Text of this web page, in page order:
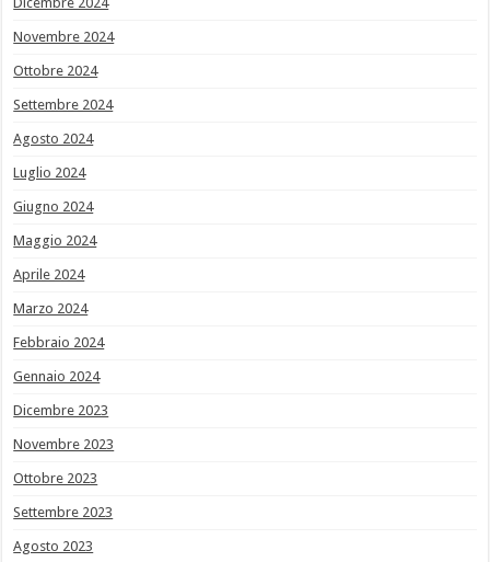
Novembre 2024
Ottobre 2024
Settembre 2024
Agosto 2024
Luglio 2024
Giugno 2024
Maggio 2024
Aprile 2024
Marzo 2024
Febbraio 2024
Gennaio 2024
Dicembre 2023
Novembre 2023
Ottobre 2023
Settembre 2023
Agosto 2023